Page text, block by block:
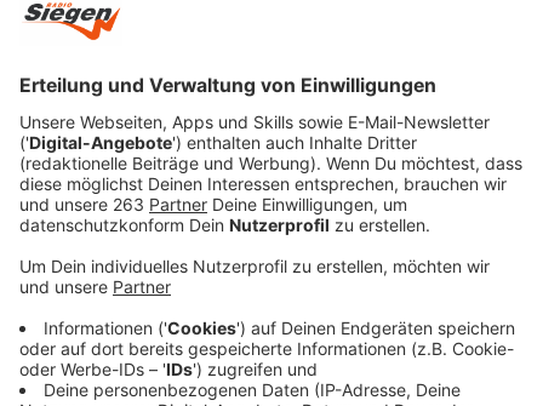
Nach dem Release von "Red (Taylor’s Version)"
veröffentlicht Taylor Swift mit "Midnights" ihr zehntes
Studioalbum und sorgt damit mal wieder für einen
kompletten Ansturm auf die Märkte. Teilweise sogar
wurde Spotify, einer der größten
Musikstreamindienste überhaupt, von ihren Fans in den
anhören.
Der von Fans und Kritikern hoch gelobte Re-Release